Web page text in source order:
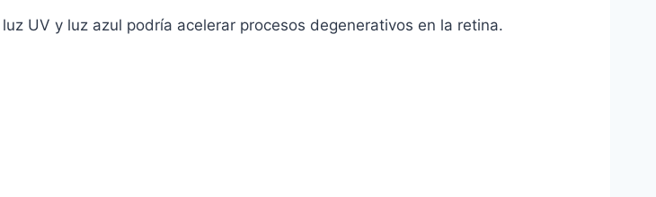
UV y luz azul podría acelerar procesos degenerativos en la retina.